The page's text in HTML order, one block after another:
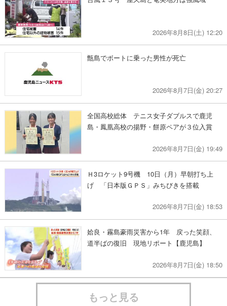
2026年8月8日(土) 12:20
甑島でボートに乗った男性が死亡
2026年8月7日(金) 20:27
全国高校総体 テニス女子ダブルスで鹿児
島・鳳凰高校の揚野・餅原ペアが３位入賞
2026年8月7日(金) 19:49
Ｈ3ロケット9号機 10日（月）早朝打ち上
げ 「日本版ＧＰＳ」みちびきを搭載
2026年8月7日(金) 18:53
姶良・霧島豪雨災害から1年 戻った笑顔、
道半ばの復旧 現地リポート【鹿児島】
2026年8月7日(金) 18:50
もっと見る